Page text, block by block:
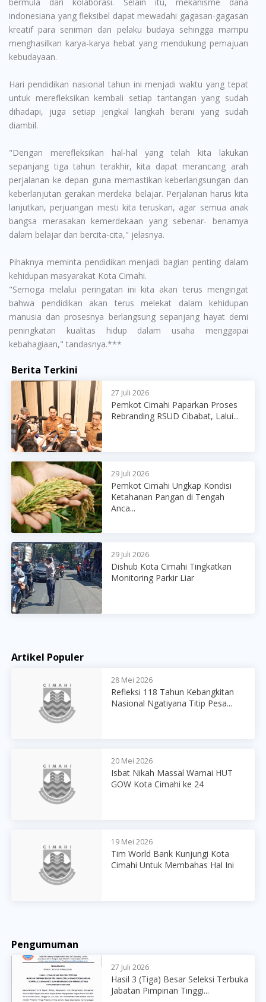
indonesiana yang fleksibel dapat mewadahi gagasan-gagasan
kreatif para seniman dan pelaku budaya sehingga mampu
menghasilkan karya-karya hebat yang mendukung pemajuan
kebudayaan.
Hari pendidikan nasional tahun ini menjadi waktu yang tepat
untuk merefleksikan kembali setiap tantangan yang sudah
dihadapi, juga setiap jengkal langkah berani yang sudah
diambil.
"Dengan merefleksikan hal-hal yang telah kita lakukan
sepanjang tiga tahun terakhir, kita dapat merancang arah
perjalanan ke depan guna memastikan keberlangsungan dan
keberlanjutan gerakan merdeka belajar. Perjalanan harus kita
lanjutkan, perjuangan mesti kita teruskan, agar semua anak
bangsa merasakan kemerdekaan yang sebenar- benamya
dalam belajar dan bercita-cita," jelasnya.
Pihaknya meminta pendidikan menjadi bagian penting dalam
kehidupan masyarakat Kota Cimahi.
"Semoga melalui peringatan ini kita akan terus mengingat
bahwa pendidikan akan terus melekat dalam kehidupan
manusia dan prosesnya berlangsung sepanjang hayat demi
peningkatan kualitas hidup dalam usaha menggapai
kebahagiaan," tandasnya.***
Berita Terkini
27 Juli 2026
Pemkot Cimahi Paparkan Proses
Rebranding RSUD Cibabat, Lalui...
29 Juli 2026
Pemkot Cimahi Ungkap Kondisi
Ketahanan Pangan di Tengah
Anca...
29 Juli 2026
Dishub Kota Cimahi Tingkatkan
Monitoring Parkir Liar
Artikel Populer
28 Mei 2026
Refleksi 118 Tahun Kebangkitan
Nasional Ngatiyana Titip Pesa...
20 Mei 2026
Isbat Nikah Massal Warnai HUT
GOW Kota Cimahi ke 24
19 Mei 2026
Tim World Bank Kunjungi Kota
Cimahi Untuk Membahas Hal Ini
Pengumuman
27 Juli 2026
Hasil 3 (Tiga) Besar Seleksi Terbuka
Jabatan Pimpinan Tinggi...